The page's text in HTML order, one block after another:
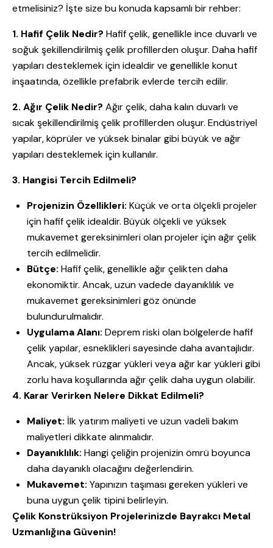
etmelisiniz? İşte size bu konuda kapsamlı bir rehber:
1. Hafif Çelik Nedir? Hafif çelik, genellikle ince duvarlı ve
soğuk şekillendirilmiş çelik profillerden oluşur. Daha hafif
yapıları desteklemek için idealdir ve genellikle konut
inşaatında, özellikle prefabrik evlerde tercih edilir.
2. Ağır Çelik Nedir? Ağır çelik, daha kalın duvarlı ve
sıcak şekillendirilmiş çelik profillerden oluşur. Endüstriyel
yapılar, köprüler ve yüksek binalar gibi büyük ve ağır
yapıları desteklemek için kullanılır.
3. Hangisi Tercih Edilmeli?
Projenizin Özellikleri: Küçük ve orta ölçekli projeler
için hafif çelik idealdir. Büyük ölçekli ve yüksek
mukavemet gereksinimleri olan projeler için ağır çelik
tercih edilmelidir.
Bütçe: Hafif çelik, genellikle ağır çelikten daha
ekonomiktir. Ancak, uzun vadede dayanıklılık ve
mukavemet gereksinimleri göz önünde
bulundurulmalıdır.
Uygulama Alanı: Deprem riski olan bölgelerde hafif
çelik yapılar, esneklikleri sayesinde daha avantajlıdır.
Ancak, yüksek rüzgar yükleri veya ağır kar yükleri gibi
zorlu hava koşullarında ağır çelik daha uygun olabilir.
4. Karar Verirken Nelere Dikkat Edilmeli?
Maliyet: İlk yatırım maliyeti ve uzun vadeli bakım
maliyetleri dikkate alınmalıdır.
Dayanıklılık: Hangi çeliğin projenizin ömrü boyunca
daha dayanıklı olacağını değerlendirin.
Mukavemet: Yapınızın taşıması gereken yükleri ve
buna uygun çelik tipini belirleyin.
Çelik Konstrüksiyon Projelerinizde Bayrakcı Metal
Uzmanlığına Güvenin!